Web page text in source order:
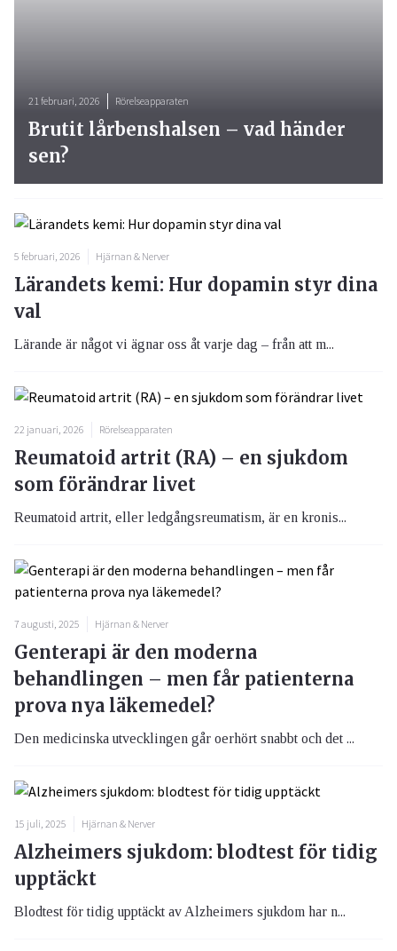
21 februari, 2026 Rörelseapparaten
Brutit lårbenshalsen – vad händer
sen?
5 februari, 2026 Hjärnan & Nerver
Lärandets kemi: Hur dopamin styr dina
val
Lärande är något vi ägnar oss åt varje dag – från att m...
22 januari, 2026 Rörelseapparaten
Reumatoid artrit (RA) – en sjukdom
som förändrar livet
Reumatoid artrit, eller ledgångsreumatism, är en kronis...
7 augusti, 2025 Hjärnan & Nerver
Genterapi är den moderna
behandlingen – men får patienterna
prova nya läkemedel?
Den medicinska utvecklingen går oerhört snabbt och det ...
15 juli, 2025 Hjärnan & Nerver
Alzheimers sjukdom: blodtest för tidig
upptäckt
Blodtest för tidig upptäckt av Alzheimers sjukdom har n...